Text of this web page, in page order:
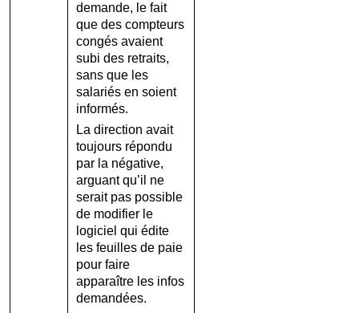
demande, le fait
que des compteurs
congés avaient
subi des retraits,
sans que les
salariés en soient
informés.
La direction avait
toujours répondu
par la négative,
arguant qu’il ne
serait pas possible
de modifier le
logiciel qui édite
les feuilles de paie
pour faire
apparaître les infos
demandées.